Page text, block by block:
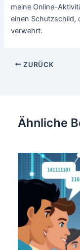
meine Online-
einen Schutzschild,
verwehrt.
Beitragsnavigation
ZURÜCK
Ähnliche